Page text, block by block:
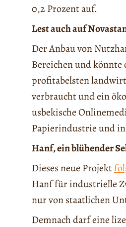
0,2 Prozent auf.
Lest auch auf
Der Anbau von
Bereichen und
profitabelsten
verbraucht und ein
usbekische
Papierindustrie und
Hanf, ein blühender
Dieses neue Projekt
Hanf für industrielle
nur von staatlichen
Demnach darf eine